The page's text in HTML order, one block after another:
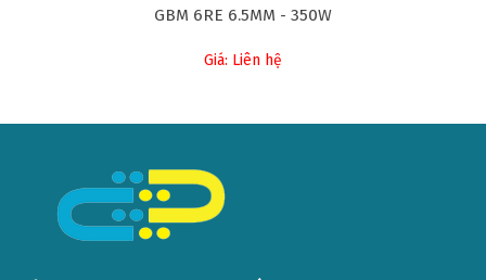
GBM 6RE 6.5MM - 350W
Giá: Liên hệ